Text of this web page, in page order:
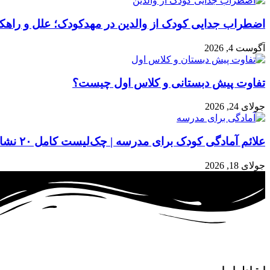
اضطراب جدایی کودک از والدین در مهدکودک؛ علل و
آگوست 4, 2026
تفاوت پیش دبستانی و کلاس اول چیست؟
جولای 24, 2026
علائم آمادگی کودک برای مدرسه | چک‌لیست کامل ۲۰ نشانه
جولای 18, 2026